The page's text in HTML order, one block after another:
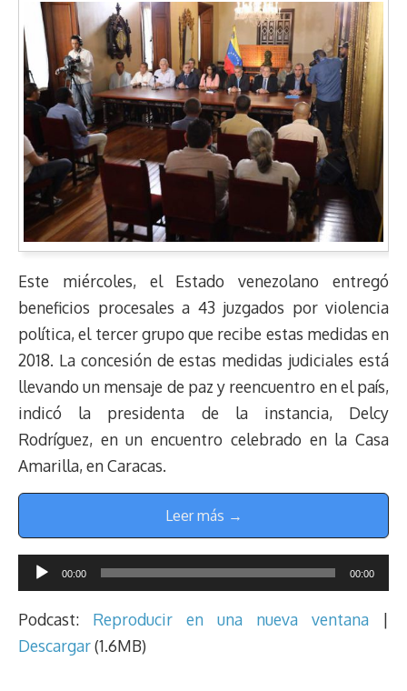
Este miércoles, el Estado venezolano entregó
beneficios procesales a 43 juzgados por violencia
política, el tercer grupo que recibe estas medidas en
2018. La concesión de estas medidas judiciales está
llevando un mensaje de paz y reencuentro en el país,
indicó la presidenta de la instancia, Delcy
Rodríguez, en un encuentro celebrado en la Casa
Amarilla, en Caracas.
Leer más →
Reproductor
de
audio
00:00 00:00
Podcast: Reproducir en una nueva ventana |
Descargar(1.6MB)